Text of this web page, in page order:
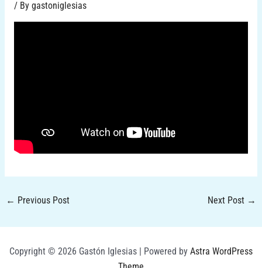
/ By gastoniglesias
← Previous Post Next Post →
Copyright © 2026 Gastón Iglesias | Powered by Astra WordPress